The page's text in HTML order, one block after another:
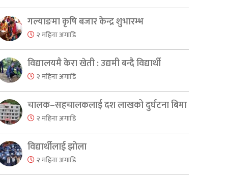
गल्याङमा कृषि बजार केन्द्र शुभारम्भ
२ महिना अगाडि
विद्यालयमै केरा खेती : उद्यमी बन्दै विद्यार्थी
२ महिना अगाडि
चालक–सहचालकलाई दश लाखको दुर्घटना बिमा
२ महिना अगाडि
विद्यार्थीलाई झोला
२ महिना अगाडि